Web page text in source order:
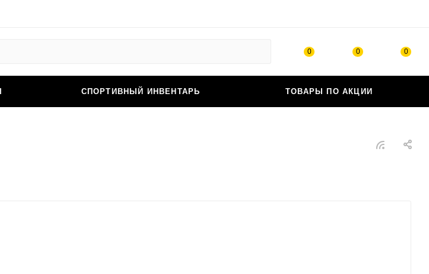
0 0 0
СПОРТИВНЫЙ ИНВЕНТАРЬ ТОВАРЫ ПО АКЦИИ